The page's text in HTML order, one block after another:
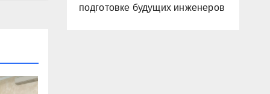
подготовке будущих инженеров